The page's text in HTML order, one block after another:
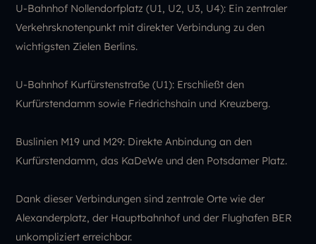
U-Bahnhof Nollendorfplatz (U1, U2, U3, U4): Ein zentraler
Verkehrsknotenpunkt mit direkter Verbindung zu den
wichtigsten Zielen Berlins.
U-Bahnhof Kurfürstenstraße (U1): Erschließt den
Kurfürstendamm sowie Friedrichshain und Kreuzberg.
Buslinien M19 und M29: Direkte Anbindung an den
Kurfürstendamm, das KaDeWe und den Potsdamer Platz.
Dank dieser Verbindungen sind zentrale Orte wie der
Alexanderplatz, der Hauptbahnhof und der Flughafen BER
unkompliziert erreichbar.